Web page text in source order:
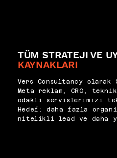
TÜM STRATEJI VE
KAYNAKLARI
Vers Consultancy olarak
Meta reklam, CRO,
odakli servislerimizi
Hedef: daha fazla
nitelikli lead ve daha